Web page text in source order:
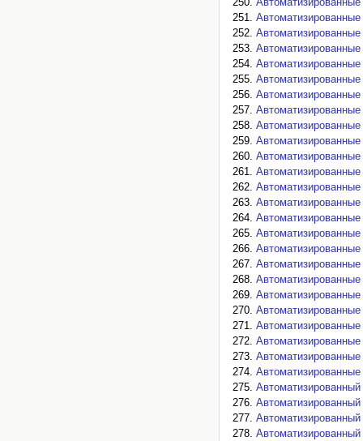
Автоматизированные
Автоматизированные